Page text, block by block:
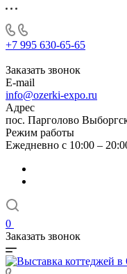
+7 995 630-65-65
Заказать звонок
E-mail
info@ozerki-expo.ru
Адрес
пос. Парголово
Режим работы
Ежедневно с 10:00 –
0
Заказать звонок